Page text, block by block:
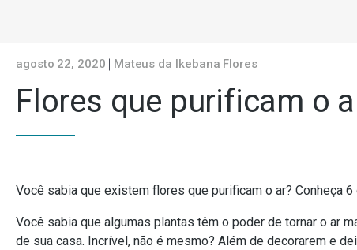
agosto 22, 2020 Mateus da Ikebana Flores
Flores que purificam o
Você sabia que existem flores que purificam o ar? Conheça
Você sabia que algumas plantas têm o poder de tornar o ar
de sua casa. Incrível, não é mesmo? Além de decorarem e